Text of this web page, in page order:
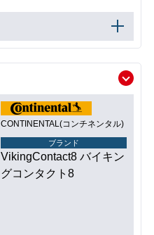
CONTINENTAL(コンチネンタル)
ブランド
VikingContact8 バイキン
グコンタクト8